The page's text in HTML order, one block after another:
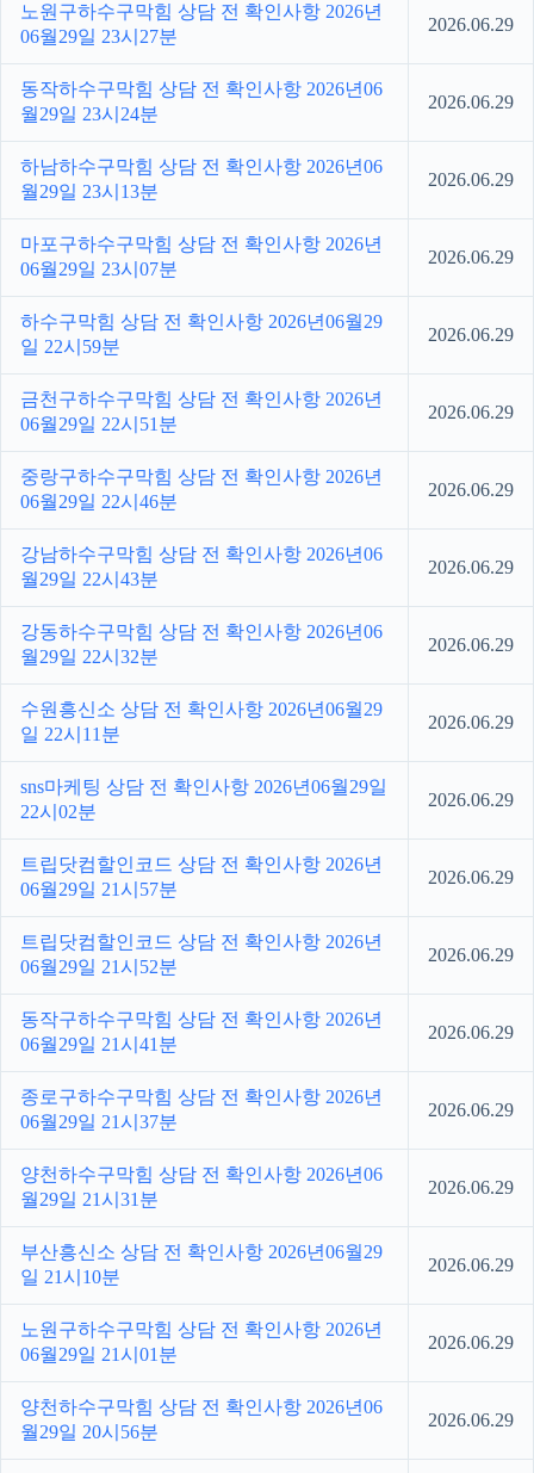
노원구하수구막힘 상담 전 확인사항 2026년
06월29일 23시27분
2026.06.29
동작하수구막힘 상담 전 확인사항 2026년06
월29일 23시24분
2026.06.29
하남하수구막힘 상담 전 확인사항 2026년06
월29일 23시13분
2026.06.29
마포구하수구막힘 상담 전 확인사항 2026년
06월29일 23시07분
2026.06.29
하수구막힘 상담 전 확인사항 2026년06월29
일 22시59분
2026.06.29
금천구하수구막힘 상담 전 확인사항 2026년
06월29일 22시51분
2026.06.29
중랑구하수구막힘 상담 전 확인사항 2026년
06월29일 22시46분
2026.06.29
강남하수구막힘 상담 전 확인사항 2026년06
월29일 22시43분
2026.06.29
강동하수구막힘 상담 전 확인사항 2026년06
월29일 22시32분
2026.06.29
수원흥신소 상담 전 확인사항 2026년06월29
일 22시11분
2026.06.29
sns마케팅 상담 전 확인사항 2026년06월29일
22시02분
2026.06.29
트립닷컴할인코드 상담 전 확인사항 2026년
06월29일 21시57분
2026.06.29
트립닷컴할인코드 상담 전 확인사항 2026년
06월29일 21시52분
2026.06.29
동작구하수구막힘 상담 전 확인사항 2026년
06월29일 21시41분
2026.06.29
종로구하수구막힘 상담 전 확인사항 2026년
06월29일 21시37분
2026.06.29
양천하수구막힘 상담 전 확인사항 2026년06
월29일 21시31분
2026.06.29
부산흥신소 상담 전 확인사항 2026년06월29
일 21시10분
2026.06.29
노원구하수구막힘 상담 전 확인사항 2026년
06월29일 21시01분
2026.06.29
양천하수구막힘 상담 전 확인사항 2026년06
월29일 20시56분
2026.06.29